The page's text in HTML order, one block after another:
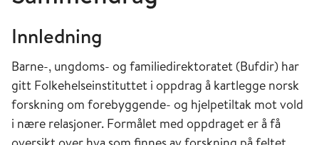
Innledning
Barne-, ungdoms- og familiedirektoratet (Bufdir) har
gitt Folkehelseinstituttet i oppdrag å kartlegge norsk
forskning om forebyggende- og hjelpetiltak mot vold
i nære relasjoner. Formålet med oppdraget er å få